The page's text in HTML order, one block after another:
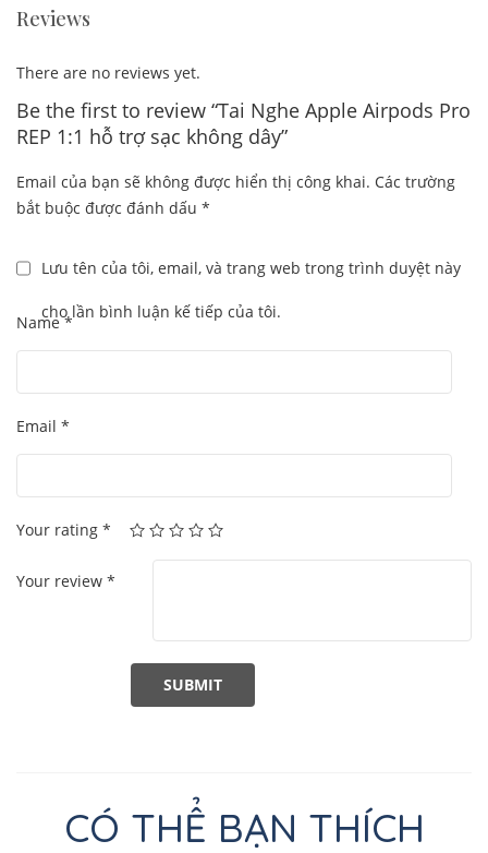
Reviews
There are no reviews yet.
Be the first to review “Tai Nghe Apple Airpods Pro
REP 1:1 hỗ trợ sạc không dây”
Email của bạn sẽ không được hiển thị công khai. Các trường
bắt buộc được đánh dấu *
Lưu tên của tôi, email, và trang web trong trình duyệt này
cho lần bình luận kế tiếp của tôi.
Name*
Email *
Your rating *
Your review *
CÓ THỂ BẠN THÍCH